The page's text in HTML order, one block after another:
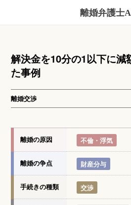
離婚弁護士
解決金を10分の1以下に減
た事例
離婚交渉
離婚の原因 不倫・浮気
離婚の争点 財産分与
手続きの種類 交渉